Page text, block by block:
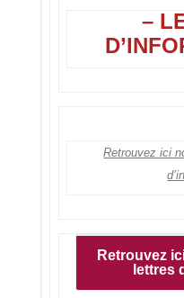
–
Retrouvez ici
Retrouvez
lettres